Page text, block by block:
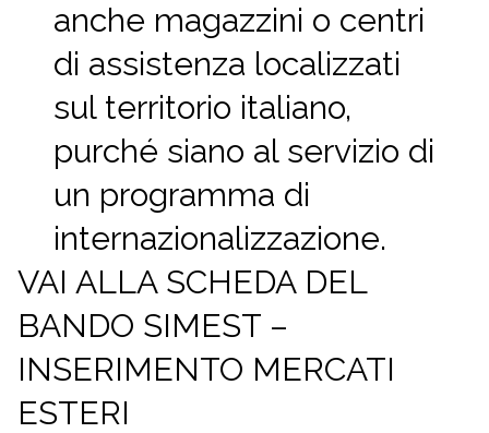
anche magazzini o centri
di assistenza localizzati
sul territorio italiano,
purché siano al servizio di
un programma di
internazionalizzazione.
VAI ALLA SCHEDA DEL
BANDO SIMEST –
INSERIMENTO MERCATI
ESTERI